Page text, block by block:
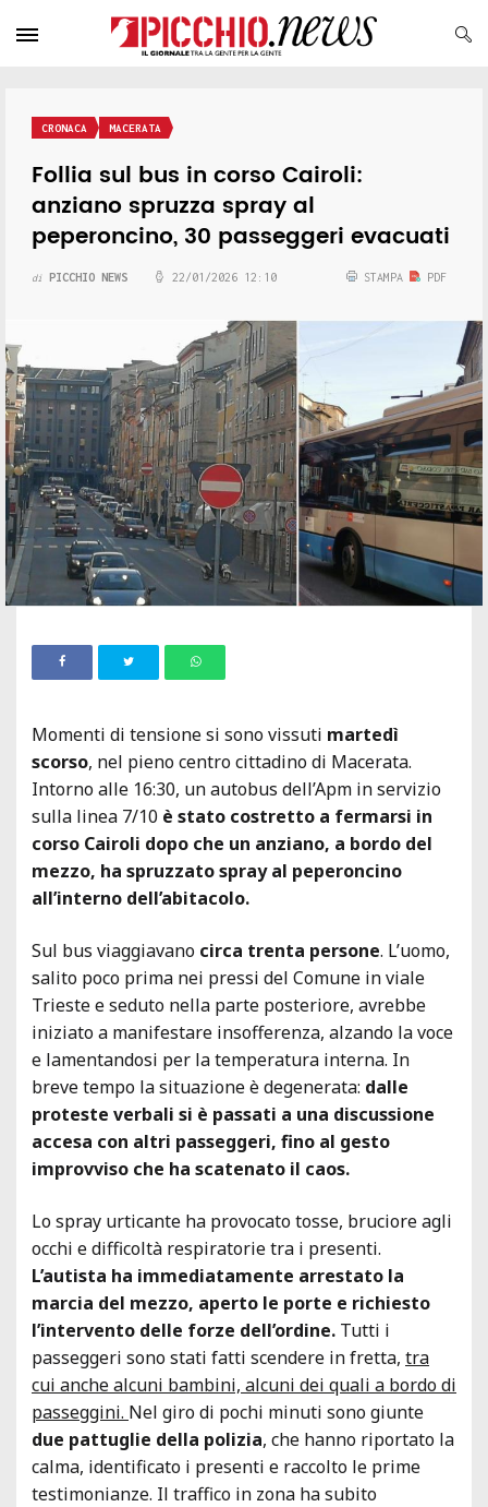
CRONACA MACERATA
Follia sul bus in corso Cairoli:
anziano spruzza spray al
peperoncino, 30 passeggeri evacuati
di PICCHIO NEWS 22/01/2026 12:10 STAMPA PDF
Momenti di tensione si sono vissuti martedì
scorso, nel pieno centro cittadino di Macerata.
Intorno alle 16:30, un autobus dell’Apm in servizio
sulla linea 7/10 è stato costretto a fermarsi in
corso Cairoli dopo che un anziano, a bordo del
mezzo, ha spruzzato spray al peperoncino
all’interno dell’abitacolo.
Sul bus viaggiavano circa trenta persone. L’uomo,
salito poco prima nei pressi del Comune in viale
Trieste e seduto nella parte posteriore, avrebbe
iniziato a manifestare insofferenza, alzando la voce
e lamentandosi per la temperatura interna. In
breve tempo la situazione è degenerata: dalle
proteste verbali si è passati a una discussione
accesa con altri passeggeri, fino al gesto
improvviso che ha scatenato il caos.
Lo spray urticante ha provocato tosse, bruciore agli
occhi e difficoltà respiratorie tra i presenti.
L’autista ha immediatamente arrestato la
marcia del mezzo, aperto le porte e richiesto
l’intervento delle forze dell’ordine. Tutti i
passeggeri sono stati fatti scendere in fretta, tra
cui anche alcuni bambini, alcuni dei quali a bordo di
passeggini. Nel giro di pochi minuti sono giunte
due pattuglie della polizia, che hanno riportato la
calma, identificato i presenti e raccolto le prime
testimonianze. Il traffico in zona ha subito